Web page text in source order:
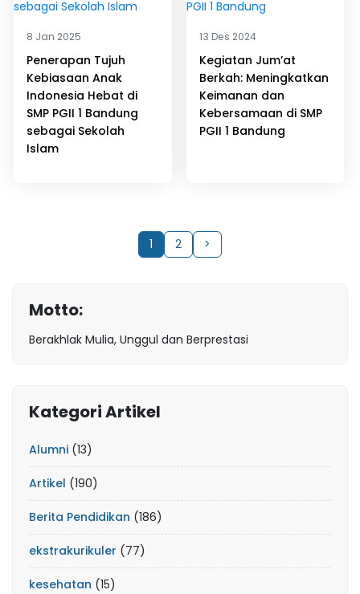
8 Jan 2025
Penerapan Tujuh
Kebiasaan Anak
Indonesia Hebat di
SMP PGII 1 Bandung
sebagai Sekolah
Islam
13 Des 2024
Kegiatan Jum’at
Berkah: Meningkatkan
Keimanan dan
Kebersamaan di SMP
PGII 1 Bandung
1 2 >
Motto:
Berakhlak Mulia, Unggul dan Berprestasi
Kategori Artikel
Alumni (13)
Artikel (190)
Berita Pendidikan (186)
ekstrakurikuler (77)
kesehatan (15)